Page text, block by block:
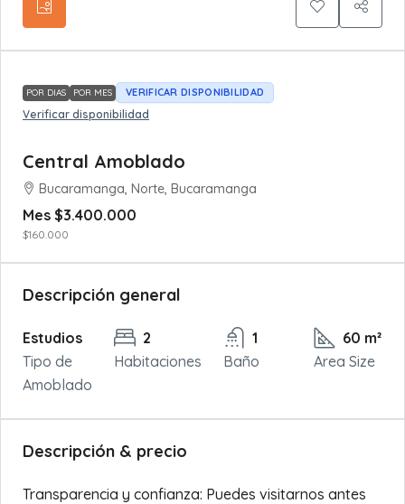
POR DIAS POR MES VERIFICAR DISPONIBILIDAD
Verificar disponibilidad
Central Amoblado
Bucaramanga, Norte, Bucaramanga
Mes $3.400.000
$160.000
Descripción general
Estudios
Tipo de
Amoblado
2
Habitaciones
1
Baño
60 m²
Area Size
Descripción & precio
Transparencia y confianza: Puedes visitarnos antes